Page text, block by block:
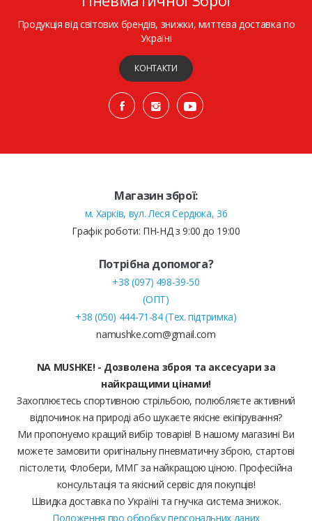
Продукція від світових брендів, знижки, миттєва доставка по
Україні
КОНТАКТИ
Магазин зброї:
м. Харків, вул. Леся Сердюка, 36
Графік роботи: ПН-НД з 9:00 до 19:00
Потрібна допомога?
+38 (097) 498-39-50
(ОПТ)
+38 (050) 444-71-84 (Тех. підтримка)
namushke.com@gmail.com
NA MUSHKE! - Дозволена зброя та аксесуари за
найкращими цінами!
Захоплюєтесь спортивною стрільбою, полюбляєте активний
відпочинок на природі або шукаєте якісне екіпірування?
Ми пропонуємо кращий вибір товарів! В нашому магазині Ви
можете замовити оригінальну пневматичну зброю, стартові
пістолети, Флобери, ММГ за найкращою ціною. Професійна
консультація та якісний сервіс для покупців!
Швидка доставка по Україні та гнучка система знижок.
Положення про обробку персональних даних